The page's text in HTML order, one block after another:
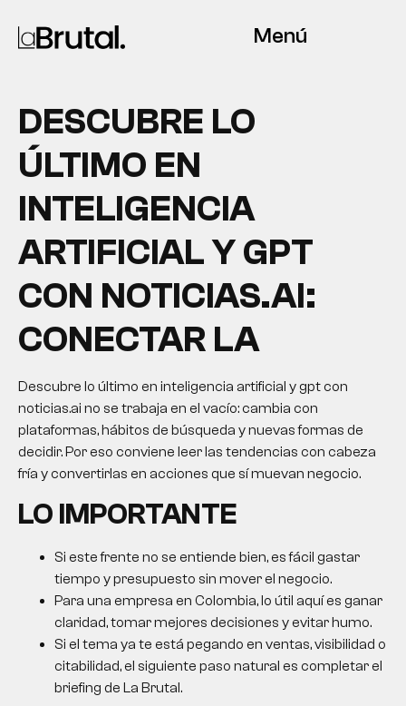
Menú
DESCUBRE LO
ÚLTIMO EN
INTELIGENCIA
ARTIFICIAL Y GPT
CON NOTICIAS.AI:
CONECTAR LA
Descubre lo último en inteligencia artificial y gpt con
noticias.ai no se trabaja en el vacío: cambia con
plataformas, hábitos de búsqueda y nuevas formas de
decidir. Por eso conviene leer las tendencias con cabeza
fría y convertirlas en acciones que sí muevan negocio.
LO IMPORTANTE
Si este frente no se entiende bien, es fácil gastar
tiempo y presupuesto sin mover el negocio.
Para una empresa en Colombia, lo útil aquí es ganar
claridad, tomar mejores decisiones y evitar humo.
Si el tema ya te está pegando en ventas, visibilidad o
citabilidad, el siguiente paso natural es completar el
briefing de La Brutal.